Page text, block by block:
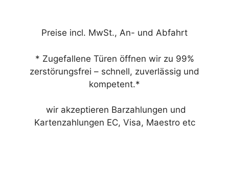
Preise incl. MwSt., An- und Abfahrt
* Zugefallene Türen öffnen wir zu 99%
zerstörungsfrei – schnell, zuverlässig und
kompetent.*
wir akzeptieren Barzahlungen und
Kartenzahlungen EC, Visa, Maestro etc